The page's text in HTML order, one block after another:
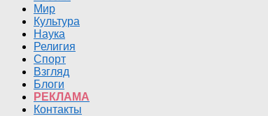
Мир
Культура
Наука
Религия
Спорт
Взгляд
Блоги
РЕКЛАМА
Контакты